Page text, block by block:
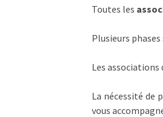
Toutes les
Plusieurs
Les associations
La nécessité de
vous